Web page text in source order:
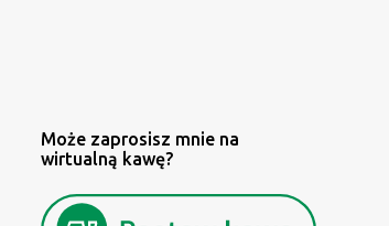
Może zaprosisz mnie na
wirtualną kawę?